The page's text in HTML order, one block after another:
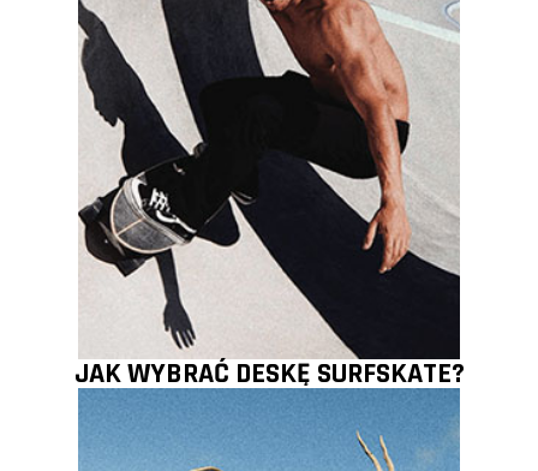
JAK WYBRAĆ DESKĘ SURFSKATE?